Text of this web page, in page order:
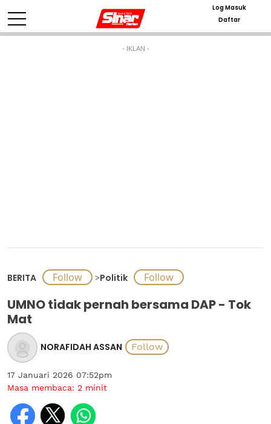
Log Masuk
Daftar
- IKLAN -
BERITA >Politik
UMNO tidak pernah bersama DAP - Tok
Mat
NORAFIDAH ASSAN
17 Januari 2026 07:52pm
Masa membaca: 2 minit